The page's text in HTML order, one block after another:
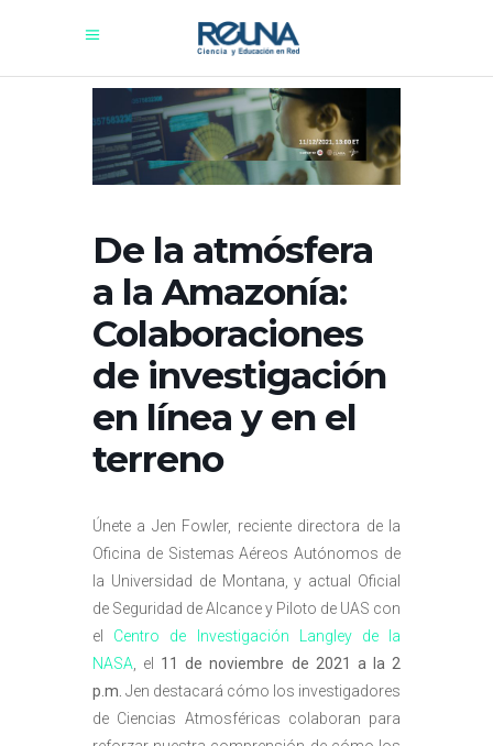
De la atmósfera
a la Amazonía:
Colaboraciones
de investigación
en línea y en el
terreno
Únete a Jen Fowler, reciente directora de la
Oficina de Sistemas Aéreos Autónomos de
la Universidad de Montana, y actual Oficial
de Seguridad de Alcance y Piloto de UAS con
el Centro de Investigación Langley de la
NASA , el 11 de noviembre de 2021 a la 2
p.m. Jen destacará cómo los investigadores
de Ciencias Atmosféricas colaboran para